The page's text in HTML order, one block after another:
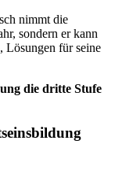
nimmt die
sondern er kann
Lösungen für seine
die dritte Stufe